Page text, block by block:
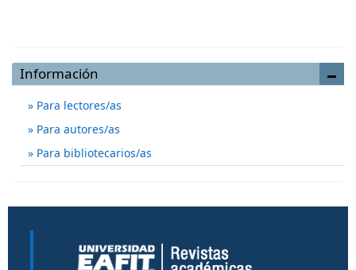
Información
Para lectores/as
Para autores/as
Para bibliotecarios/as